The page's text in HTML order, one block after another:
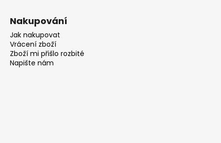
Nakupování
Jak nakupovat
Vrácení zboží
Zboží mi přišlo rozbité
Napište nám